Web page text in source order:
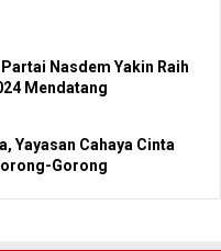
Nasdem Yakin Raih
Mendatang
Yayasan Cahaya Cinta
Gorong